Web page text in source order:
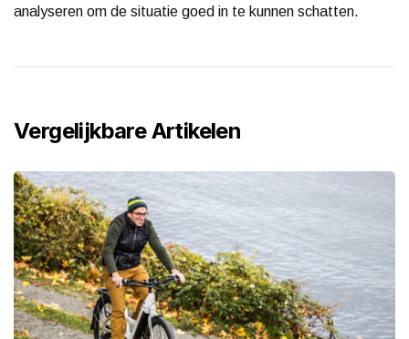
analyseren om de situatie goed in te kunnen schatten.
Vergelijkbare Artikelen